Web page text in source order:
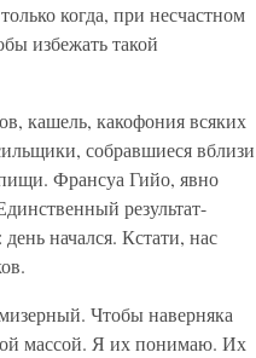
когда, при несчастном
избежать такой
кашель, какофония всяких
собравшиеся вблизи
Франсуа Гийо, явно
результат-
начался. Кстати, нас
Чтобы наверняка
массой. Я их понимаю. Их